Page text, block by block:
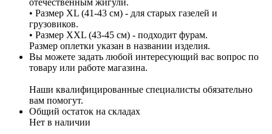
• Размер XL (41-43 см) - для старых газелей и
грузовиков.
• Размер XXL (43-45 см) - подходит фурам.
Размер оплетки указан в названии изделия.
Вы можете задать любой интересующий вас вопрос по
товару или работе магазина.
Наши квалифицированные специалисты обязательно
вам помогут.
Общий остаток на складах
Нет в наличии